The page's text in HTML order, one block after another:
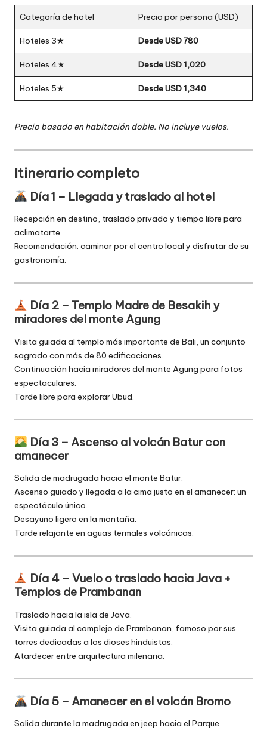
Categoría de hotel Precio por persona (USD)
Hoteles 3★ Desde USD 780
Hoteles 4★ Desde USD 1,020
Hoteles 5★ Desde USD 1,340
Precio basado en habitación doble. No incluye vuelos.
Itinerario completo
Día 1 – Llegada y traslado al hotel
Recepción en destino, traslado privado y tiempo libre para
aclimatarte.
Recomendación: caminar por el centro local y disfrutar de su
gastronomía.
Día 2 – Templo Madre de Besakih y
miradores del monte Agung
Visita guiada al templo más importante de Bali, un conjunto
sagrado con más de 80 edificaciones.
Continuación hacia miradores del monte Agung para fotos
espectaculares.
Tarde libre para explorar Ubud.
Día 3 – Ascenso al volcán Batur con
amanecer
Salida de madrugada hacia el monte Batur.
Ascenso guiado y llegada a la cima justo en el amanecer: un
espectáculo único.
Desayuno ligero en la montaña.
Tarde relajante en aguas termales volcánicas.
Día 4 – Vuelo o traslado hacia Java +
Templos de Prambanan
Traslado hacia la isla de Java.
Visita guiada al complejo de Prambanan, famoso por sus
torres dedicadas a los dioses hinduistas.
Atardecer entre arquitectura milenaria.
Día 5 – Amanecer en el volcán Bromo
Salida durante la madrugada en jeep hacia el Parque